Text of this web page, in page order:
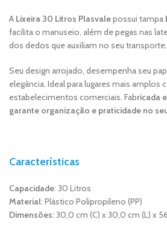
A Lixeira 30 Litros Plasvalepossui tampa
facilita o manuseio, além de pegas nas
dos dedos que auxiliam no seu transporte.
Seu design arrojado, desempenha seu
elegância. Ideal para lugares mais amplos
estabelecimentos comerciais. Fabricada
garante organização e praticidade no
Características
Capacidade: 30 Litros
Material: Plástico Polipropileno (PP)
Dimensões: 30,0 cm (C) x 30,0 cm (L) x